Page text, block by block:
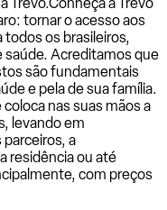
tornar o acesso aos
todos os brasileiros,
saúde. Acreditamos que
são fundamentais
e pela de sua família.
nas suas mãos a
levando em
a
residência ou até
com preços